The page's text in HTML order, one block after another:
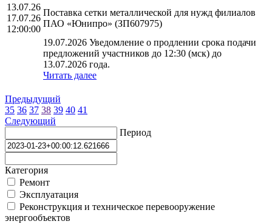
13.07.26
17.07.26
12:00:00
Поставка сетки металлической для нужд филиалов
ПАО «Юнипро» (ЗП607975)
19.07.2026 Уведомление о продлении срока подачи
предложений участников до 12:30 (мск) до
13.07.2026 года.
Читать далее
Предыдущий
35 36 37 38 39 40 41
Следующий
Период
Категория
Ремонт
Эксплуатация
Реконструкция и техническое перевооружение
энергообъектов